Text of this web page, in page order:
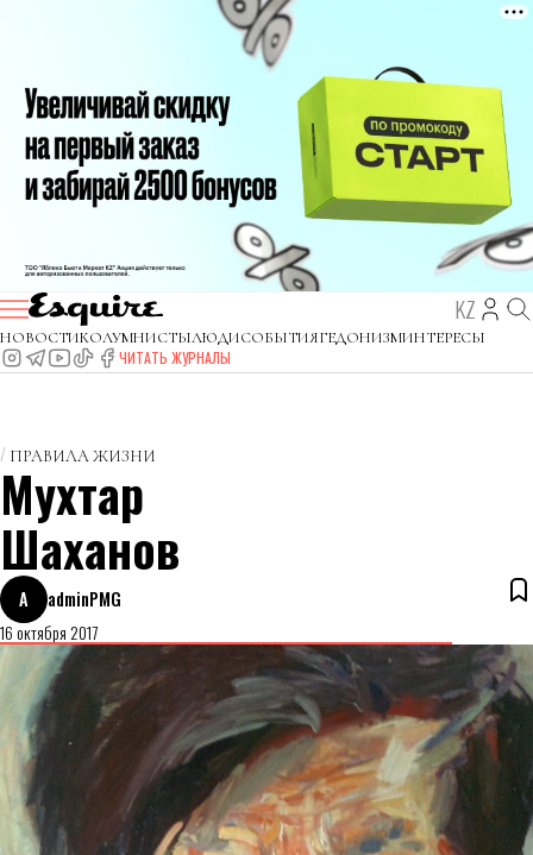
KZ
НОВОСТИКОЛУМНИСТЫЛЮДИСОБЫТИЯГЕДОНИЗМИНТЕРЕСЫ
ЧИТАТЬ ЖУРНАЛЫ
ПРАВИЛА ЖИЗНИ
Мухтар
Шахaнов
A
adminPMG
16 октября 2017